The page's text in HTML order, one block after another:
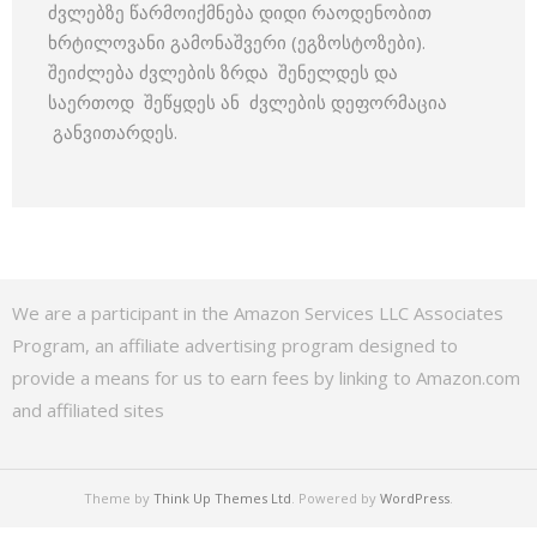
ძვლებზე წარმოიქმნება დიდი რაოდენობით
ხრტილოვანი გამონაშვერი (ეგზოსტოზები).
შეიძლება ძვლების ზრდა შენელდეს და
საერთოდ შეწყდეს ან ძვლების დეფორმაცია
განვითარდეს.
We are a participant in the Amazon Services LLC Associates
Program, an affiliate advertising program designed to
provide a means for us to earn fees by linking to Amazon.com
and affiliated sites
Theme by Think Up Themes Ltd. Powered by WordPress.